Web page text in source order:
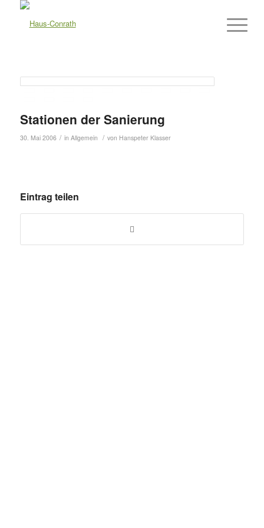
Stationen der Sanierung
30. Mai 2006 / in Allgemein / von Hanspeter Klasser
Eintrag teilen